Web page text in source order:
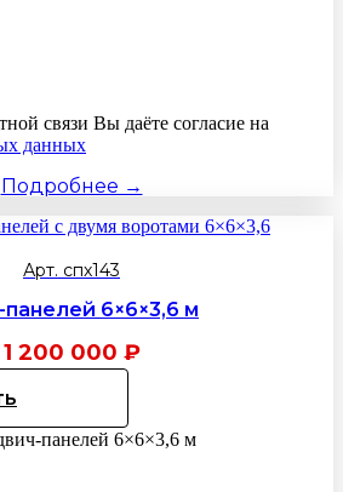
связи Вы даёте согласие на
данных
Подробнее →
Арт. спх143
6×6×3,6 м
1 200 000 ₽
панелей 6×6×3,6 м